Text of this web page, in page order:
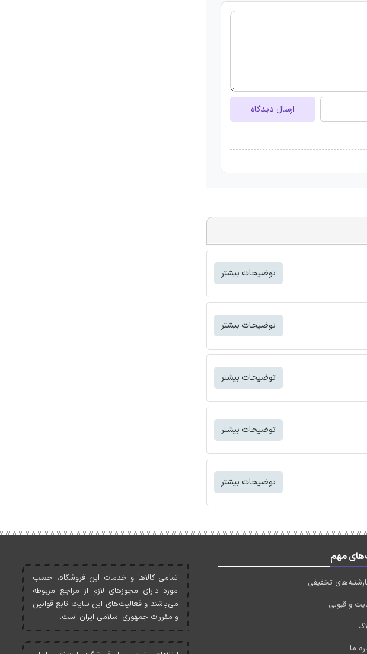
ارسال دیدگاه
توضیحات بیشتر
توضیحات بیشتر
توضیحات بیشتر
توضیحات بیشتر
توضیحات بیشتر
مهم
تخفیفی
و قبولی
ما
تمامی کالاها و خدمات اين فروشگاه، حسب
مورد دارای مجوزهای لازم از مراجع مربوطه
می‌باشند و فعاليت‌های اين سايت تابع قوانين
و مقررات جمهوری اسلامی ايران است.